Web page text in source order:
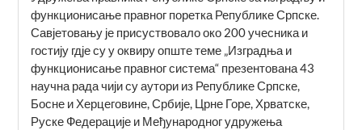
функционисање правног поретка Републике Српске.
Савјетовању је присуствовало око 200 учесника и
гостију гдје су у оквиру опште теме „Изградња и
функционисање правног система“ презентована 43
научна рада чији су аутори из Републике Српске,
Босне и Херцеговине, Србије, Црне Горе, Хрватске,
Руске Федерације и Међународног удружења